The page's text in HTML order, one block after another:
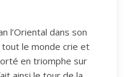
l’Oriental dans son
le monde crie et
en triomphe sur